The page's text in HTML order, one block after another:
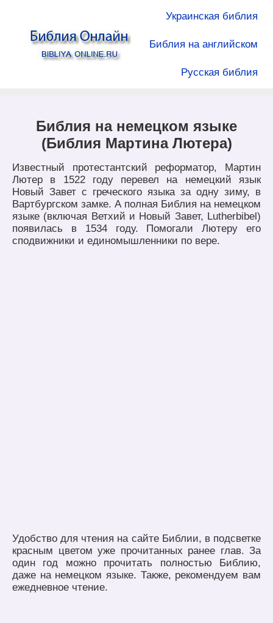
Украинская библия
Библия на английском
Русская библия
Библия на немецком языке
(Библия Мартина Лютера)
Известный протестантский реформатор, Мартин
Лютер в 1522 году перевел на немецкий язык
Новый Завет с греческого языка за одну зиму, в
Вартбургском замке. А полная Библия на немецком
языке (включая Ветхий и Новый Завет, Lutherbibel)
появилась в 1534 году. Помогали Лютеру его
сподвижники и единомышленники по вере.
Удобство для чтения на сайте Библии, в подсветке
красным цветом уже прочитанных ранее глав. За
один год можно прочитать полностью Библию,
даже на немецком языке. Также, рекомендуем вам
ежедневное чтение.